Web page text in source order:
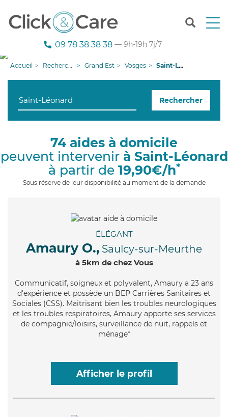
T
n
g
i
09 78 38 38 38 — 9h-19h 7j/7
Accueil Recherche aide à domicile Grand Est Vosges Saint-Léonard
Rechercher
74 aides à domicile
peuvent intervenir à Saint-Léonard
à partir de 19,90€/h*
Sous réserve de leur disponibilité au moment de la demande
ÉLÉGANT
Amaury O., Saulcy-sur-Meurthe
à 5km de chez Vous
Communicatif, soigneux et polyvalent, Amaury a 23 ans
d'expérience et possède un BEP Carrières Sanitaires et
Sociales (CSS). Maitrisant bien les troubles neurologiques
et les troubles respiratoires, Amaury apporte ses services
de compagnie/loisirs, surveillance de nuit, rappels et
ménage*
Afficher le profil